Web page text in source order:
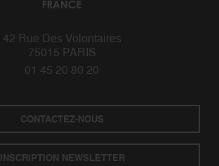
42 Rue Des Volontaires
75015 PARIS
01 45 20 80 20
CONTACTEZ-NOUS
INSCRIPTION NEWSLETTER